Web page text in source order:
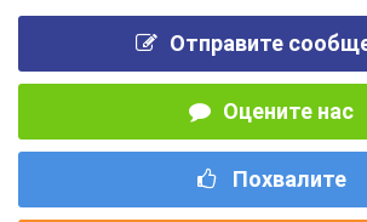
Отправите
Оцените нас
Похвалите